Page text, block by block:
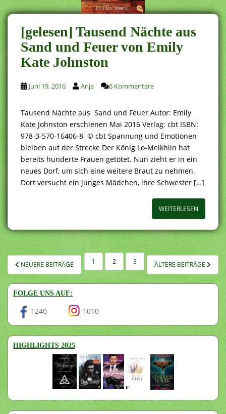
[gelesen] Tausend Nächte aus
Sand und Feuer von Emily
Kate Johnston
Juni 19, 2016 Anja 6 Kommentare
Tausend Nächte aus Sand und Feuer Autor: Emily
Kate Johnston erschienen Mai 2016 Verlag: cbt ISBN:
978-3-570-16406-8 © cbt Spannung und Emotionen
bleiben auf der Strecke Der König Lo-Melkhiin hat
bereits hunderte Frauen getötet. Nun zieht er in ein
neues Dorf, um sich eine weitere Braut zu nehmen.
Dort versucht ein junges Mädchen, ihre Schwester […]
WEITERLESEN
SEITENNUMMERIERUNG
DER
BEITRÄGE
NEUERE BEITRÄGE 1 2 3 ÄLTERE BEITRÄGE
FOLGE UNS AUF:
1240 1010
HIGHLIGHTS 2025